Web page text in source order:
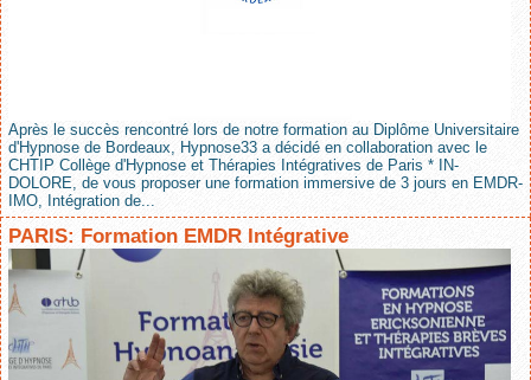
Après le succès rencontré lors de notre formation au Diplôme Universitaire
d'Hypnose de Bordeaux, Hypnose33 a décidé en collaboration avec le
CHTIP Collège d'Hypnose et Thérapies Intégratives de Paris * IN-
DOLORE, de vous proposer une formation immersive de 3 jours en EMDR-
IMO, Intégration de...
PARIS: Formation EMDR Intégrative